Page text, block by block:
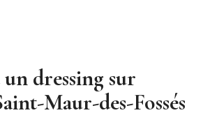
dressing sur
Maur-des-Fossés